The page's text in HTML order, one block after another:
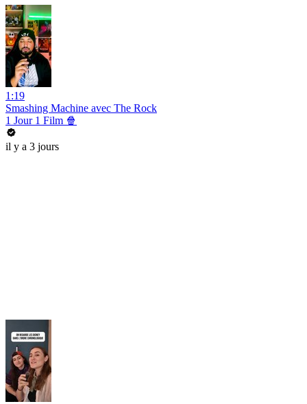
1:19
Smashing Machine avec The Rock
1 Jour 1 Film 🍿
il y a 3 jours